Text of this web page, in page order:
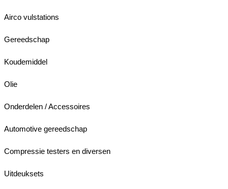
Airco vulstations
Gereedschap
Koudemiddel
Olie
Onderdelen / Accessoires
Automotive gereedschap
Compressie testers en diversen
Uitdeuksets